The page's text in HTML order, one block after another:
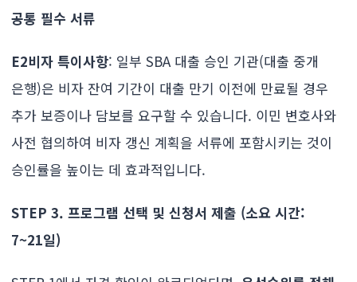
공통 필수 서류
E2비자 특이사항: 일부 SBA 대출 승인 기관(대출 중개
은행)은 비자 잔여 기간이 대출 만기 이전에 만료될 경우
추가 보증이나 담보를 요구할 수 있습니다. 이민 변호사와
사전 협의하여 비자 갱신 계획을 서류에 포함시키는 것이
승인률을 높이는 데 효과적입니다.
STEP 3. 프로그램 선택 및 신청서 제출 (소요 시간:
7~21일)